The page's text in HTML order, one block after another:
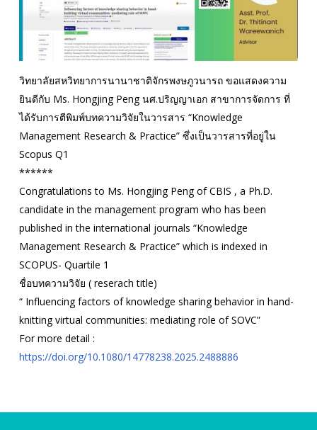
วิทยาลัยสหวิทยาการนานาชาติจักรพงษภูวนารถ ขอแสดงความ
ยินดีกับ Ms. Hongjing Peng นศ.ปริญญาเอก สาขาการจัดการ ที่
ได้รับการตีพิมพ์บทความวิจัยในวารสาร “Knowledge
Management Research & Practice” ซึ่งเป็นวารสารที่อยู่ใน
Scopus Q1
******
Congratulations to Ms. Hongjing Peng of CBIS , a Ph.D.
candidate in the management program who has been
published in the international journals “Knowledge
Management Research & Practice” which is indexed in
SCOPUS- Quartile 1
ชื่อบทความวิจัย ( reserach title)
“ Influencing factors of knowledge sharing behavior in hand-
knitting virtual communities: mediating role of SOVC”
For more detail :
https://doi.org/10.1080/14778238.2025.2488886